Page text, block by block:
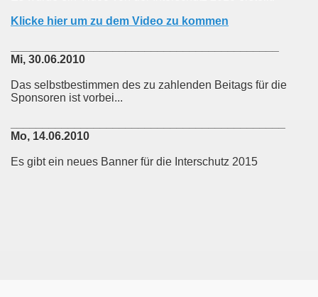
Klicke hier um zu dem Video zu kommen
Mi, 30.06.2010
Das selbstbestimmen des zu zahlenden Beitags für die
Sponsoren ist vorbei...
Mo, 14.06.2010
Es gibt ein neues Banner für die Interschutz 2015